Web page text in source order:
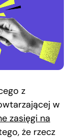
z
w
zasięgi na
że rzecz